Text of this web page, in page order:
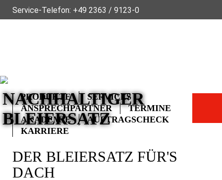
Service-Telefon: +49 2363 / 9123-0
PRODUKTE
SERVICES
ANSPRECHPARTNER
TERMINE
AKADEMIE
AUFTRAGSCHECK
KARRIERE
NACHHALTIGER
BLEIERSATZ
DER BLEIERSATZ FÜR'S
DACH